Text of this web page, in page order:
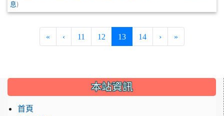
息 )
« ‹ 11 12 13(current)
14 › »
::: 本站資訊
首頁